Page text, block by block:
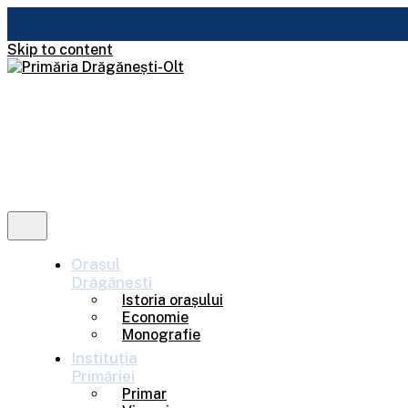
Skip to content
Orașul
Drăgănești
Istoria orașului
Economie
Monografie
Instituția
Primăriei
Primar